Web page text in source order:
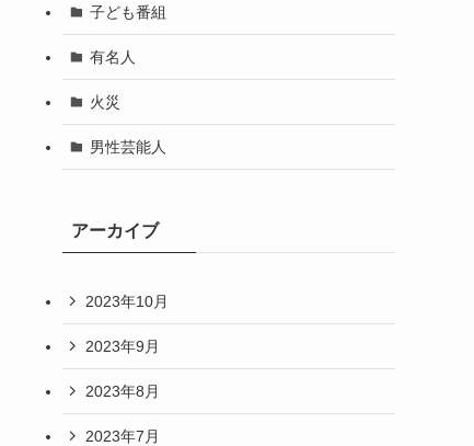
子ども番組
有名人
火災
男性芸能人
アーカイブ
2023年10月
2023年9月
2023年8月
2023年7月